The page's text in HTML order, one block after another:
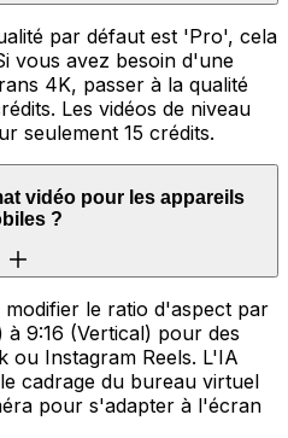
par défaut est 'Pro', cela
vous avez besoin d'une
4K, passer à la qualité
Les vidéos de niveau
seulement 15 crédits.
vidéo pour les appareils
?
le ratio d'aspect par
9:16 (Vertical) pour des
ou Instagram Reels. L'IA
cadrage du bureau virtuel
pour s'adapter à l'écran